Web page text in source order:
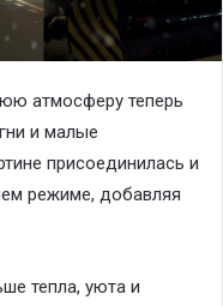
атмосферу теперь
и малые
присоединилась и
режиме, добавляя
тепла, уюта и